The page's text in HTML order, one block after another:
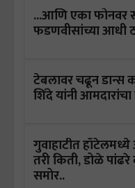
...आणि एका फोनवर
फडणवीसांच्या आधी
टेबलावर चढून
शिंदे यांनी
गुवाहाटीत
तरी किती, डोळे
समोर..